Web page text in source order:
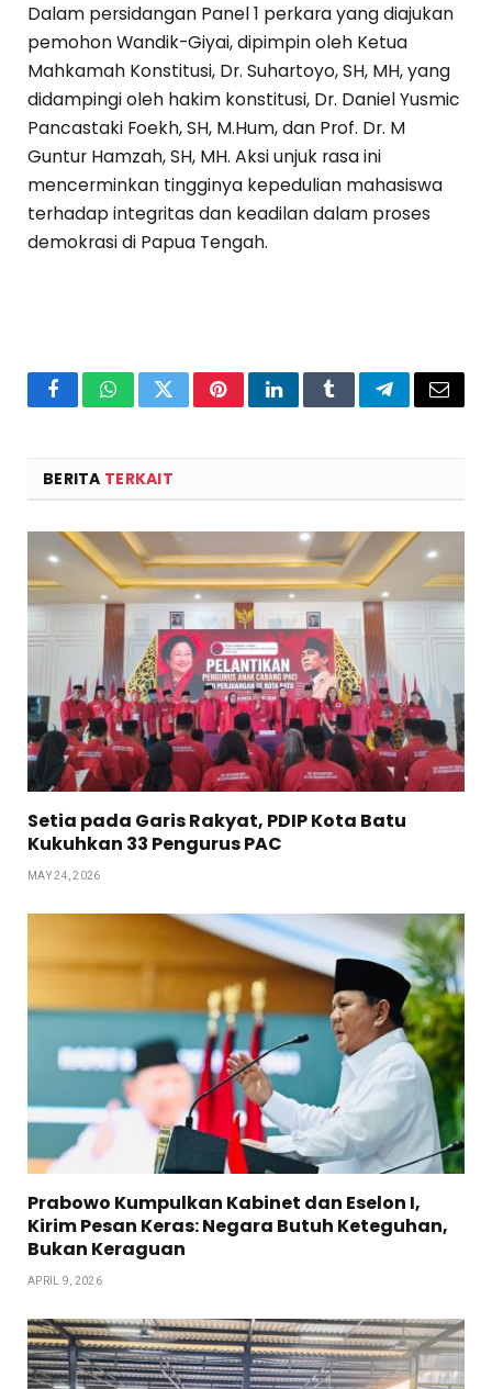
Dalam persidangan Panel 1 perkara yang diajukan
pemohon Wandik-Giyai, dipimpin oleh Ketua
Mahkamah Konstitusi, Dr. Suhartoyo, SH, MH, yang
didampingi oleh hakim konstitusi, Dr. Daniel Yusmic
Pancastaki Foekh, SH, M.Hum, dan Prof. Dr. M
Guntur Hamzah, SH, MH. Aksi unjuk rasa ini
mencerminkan tingginya kepedulian mahasiswa
terhadap integritas dan keadilan dalam proses
demokrasi di Papua Tengah.
FacebookWhatsAppTwitterPinterestLinkedInTumblrTelegramEmail
BERITA TERKAIT
Setia pada Garis Rakyat, PDIP Kota Batu
Kukuhkan 33 Pengurus PAC
MAY 24, 2026
Prabowo Kumpulkan Kabinet dan Eselon I,
Kirim Pesan Keras: Negara Butuh Keteguhan,
Bukan Keraguan
APRIL 9, 2026